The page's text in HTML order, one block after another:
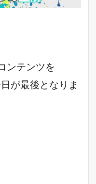
ンテンツを
が最後となりま